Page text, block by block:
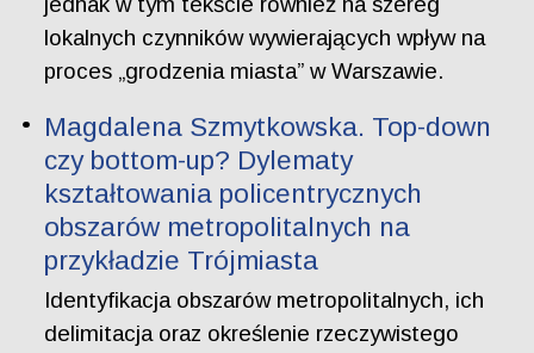
lokalnych czynników wywierających wpływ na
proces „grodzenia miasta” w Warszawie.
Magdalena Szmytkowska. Top-down
czy bottom-up? Dylematy
kształtowania policentrycznych
obszarów metropolitalnych na
przykładzie Trójmiasta
Identyfikacja obszarów metropolitalnych, ich
delimitacja oraz określenie rzeczywistego